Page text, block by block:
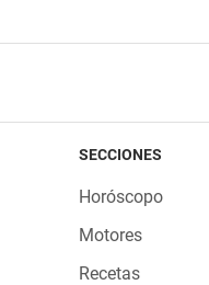
SECCIONES
Horóscopo
Motores
Recetas